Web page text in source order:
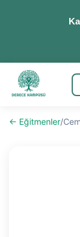
← Eğitmenler/